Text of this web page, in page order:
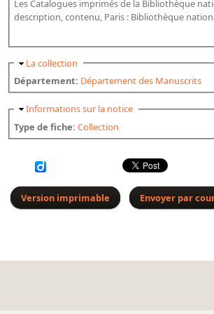
Bibliographie historique de la Bibliothèque
France
Dictionnaire BnF : recherche avancée
Dictionnaire des fonds spéciaux et des
provenances
Recherche de fonds, collections et
L'histoire de la BnF en objets
Les Catalogues imprimés de la Bibliothèque
description, contenu, Paris : Bibliothèque
Masquer
La collection
Département: Département des Manuscrits
Masquer
Informations sur la notice
Type de fiche:Collection
Version imprimable Envoyer par